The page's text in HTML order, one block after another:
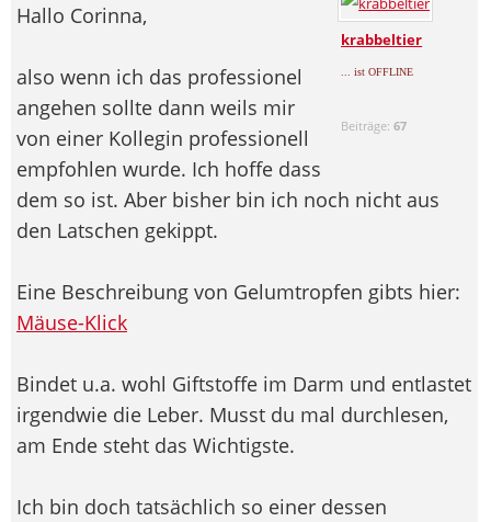
krabbeltier
... ist OFFLINE
Beiträge:67
Hallo Corinna,
also wenn ich das professionel
angehen sollte dann weils mir
von einer Kollegin professionell
empfohlen wurde. Ich hoffe dass
dem so ist. Aber bisher bin ich noch nicht aus
den Latschen gekippt.
Eine Beschreibung von Gelumtropfen gibts hier:
Mäuse-Klick
Bindet u.a. wohl Giftstoffe im Darm und entlastet
irgendwie die Leber. Musst du mal durchlesen,
am Ende steht das Wichtigste.
Ich bin doch tatsächlich so einer dessen